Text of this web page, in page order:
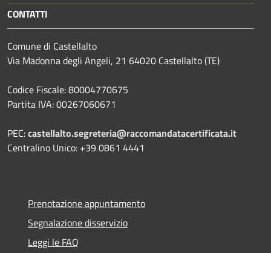
CONTATTI
Comune di Castellalto
Via Madonna degli Angeli, 21 64020 Castellalto (TE)
Codice Fiscale: 80004770675
Partita IVA: 00267060671
PEC:castellalto.segreteria@raccomandatacertificata.it
Centralino Unico: +39 0861 4441
Prenotazione appuntamento
Segnalazione disservizio
Leggi le FAQ